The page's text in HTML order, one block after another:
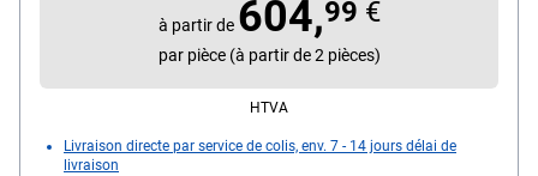
à partir de 604,99 €
par pièce (à partir de 2 pièces)
HTVA
Livraison directe par service de colis, env. 7 - 14 jours délai de
livraison